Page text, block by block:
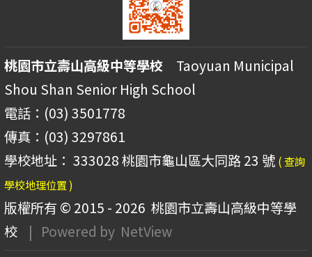
桃園市立壽山高級中等學校 Taoyuan Municipal
Shou Shan Senior High School
電話：(03) 3501778
傳真：(03) 3297861
學校地址： 333028 桃園市龜山區大同路 23 號 ( 查詢
學校地理位置 )
版權所有 © 2015 - 2026 桃園市立壽山高級中等學
校
| Powered by NetView